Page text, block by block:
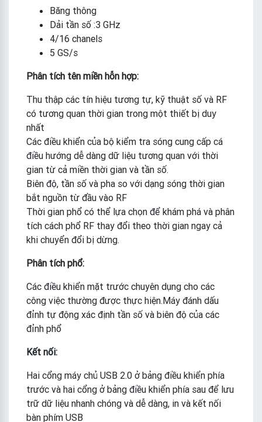
Băng thông
Dải tần số :3 GHz
4/16 chanels
5 GS/s
Phân tích tên miền hỗn hợp:
Thu thập các tín hiệu tương tự, kỹ thuật số và RF
có tương quan thời gian trong một thiết bị duy
nhất
Các điều khiển của bộ kiểm tra sóng cung cấp cá
điều hướng dễ dàng dữ liệu tương quan với thời
gian từ cả miền thời gian và tần số.
Biên độ, tần số và pha so với dạng sóng thời gian
bắt nguồn từ đầu vào RF
Thời gian phổ có thể lựa chọn để khám phá và phân
tích cách phổ RF thay đổi theo thời gian ngay cả
khi chuyển đổi bị dừng.
Phân tích phổ:
Các điều khiển mặt trước chuyên dụng cho các
công việc thường được thực hiện.Máy đánh dấu
đỉnh tự động xác định tần số và biên độ của các
đỉnh phổ
Kết nối:
Hai cổng máy chủ USB 2.0 ở bảng điều khiển phía
trước và hai cổng ở bảng điều khiển phía sau để lưu
trữ dữ liệu nhanh chóng và dễ dàng, in và kết nối
bàn phím USB